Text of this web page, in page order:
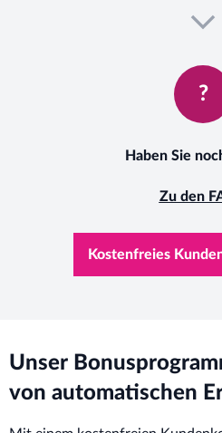
?
Haben Sie
Zu den
Kostenfreies
Unser
von automatischen